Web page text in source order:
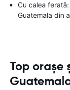
Cu calea
Guatemala din
Top orașe